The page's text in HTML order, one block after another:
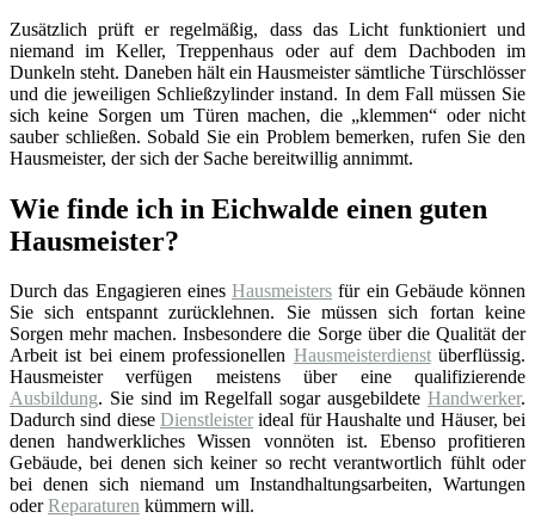
Zusätzlich prüft er regelmäßig, dass das Licht funktioniert und
niemand im Keller, Treppenhaus oder auf dem Dachboden im
Dunkeln steht. Daneben hält ein Hausmeister sämtliche Türschlösser
und die jeweiligen Schließzylinder instand. In dem Fall müssen Sie
sich keine Sorgen um Türen machen, die „klemmen“ oder nicht
sauber schließen. Sobald Sie ein Problem bemerken, rufen Sie den
Hausmeister, der sich der Sache bereitwillig annimmt.
Wie finde ich in Eichwalde einen guten
Hausmeister?
Durch das Engagieren eines Hausmeisters für ein Gebäude können
Sie sich entspannt zurücklehnen. Sie müssen sich fortan keine
Sorgen mehr machen. Insbesondere die Sorge über die Qualität der
Arbeit ist bei einem professionellen Hausmeisterdienstüberflüssig.
Hausmeister verfügen meistens über eine qualifizierende
Ausbildung. Sie sind im Regelfall sogar ausgebildete Handwerker.
Dadurch sind diese Dienstleister ideal für Haushalte und Häuser, bei
denen handwerkliches Wissen vonnöten ist. Ebenso profitieren
Gebäude, bei denen sich keiner so recht verantwortlich fühlt oder
bei denen sich niemand um Instandhaltungsarbeiten, Wartungen
oderReparaturen kümmern will.